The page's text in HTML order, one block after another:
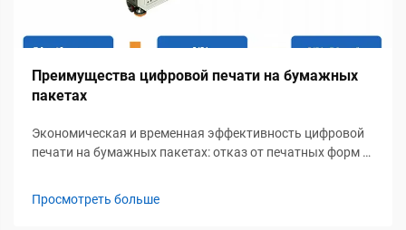
Преимущества цифровой печати на бумажных
пакетах
Экономическая и временная эффективность цифровой
печати на бумажных пакетах: отказ от печатных форм и
печать исключает дорогостоящие индивидуальные
Просмотреть больше